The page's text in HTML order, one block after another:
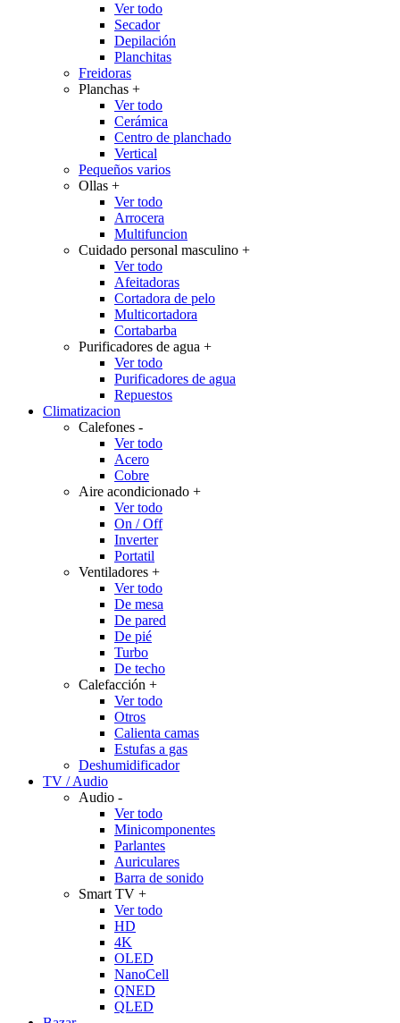
Ver todo
Secador
Depilación
Planchitas
Freidoras
Planchas +
Ver todo
Cerámica
Centro de planchado
Vertical
Pequeños varios
Ollas +
Ver todo
Arrocera
Multifuncion
Cuidado personal masculino +
Ver todo
Afeitadoras
Cortadora de pelo
Multicortadora
Cortabarba
Purificadores de agua +
Ver todo
Purificadores de agua
Repuestos
Climatizacion
Calefones -
Ver todo
Acero
Cobre
Aire acondicionado +
Ver todo
On / Off
Inverter
Portatil
Ventiladores +
Ver todo
De mesa
De pared
De pié
Turbo
De techo
Calefacción +
Ver todo
Otros
Calienta camas
Estufas a gas
Deshumidificador
TV / Audio
Audio -
Ver todo
Minicomponentes
Parlantes
Auriculares
Barra de sonido
Smart TV +
Ver todo
HD
4K
OLED
NanoCell
QNED
QLED